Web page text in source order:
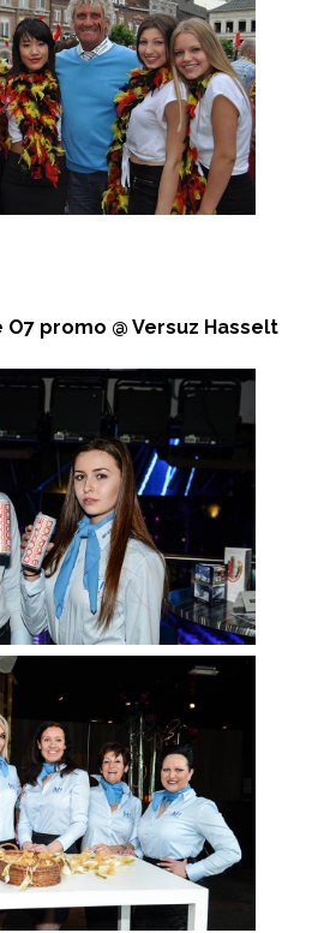
promo @ Versuz Hasselt